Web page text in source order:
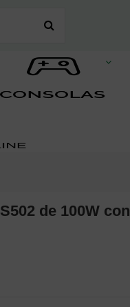
de 100W con